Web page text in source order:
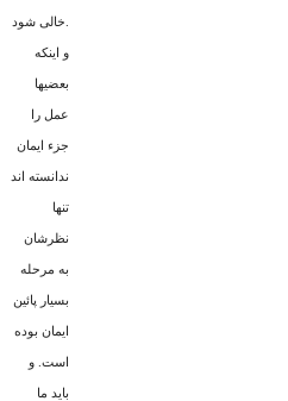
و اینکه
بعضیها
عمل را
جزء ایمان
ندانسته اند
تنها
نظرشان
به مرحله
بسیار پائین
ایمان بوده
است. و
باید ما